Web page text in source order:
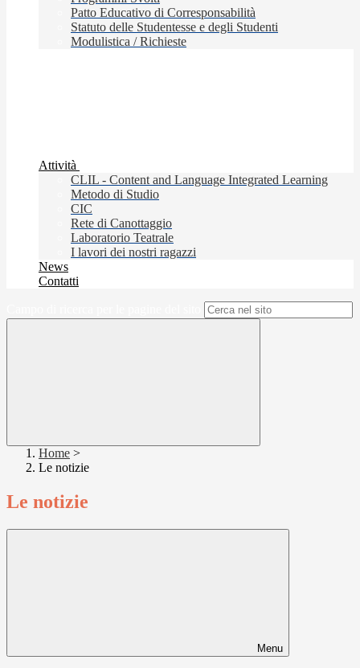
Patto Educativo di Corresponsabilità
Statuto delle Studentesse e degli Studenti
Modulistica / Richieste
Attività
CLIL - Content and Language Integrated Learning
Metodo di Studio
CIC
Rete di Canottaggio
Laboratorio Teatrale
I lavori dei nostri ragazzi
News
Contatti
Home >
Le notizie
Le notizie
Menu